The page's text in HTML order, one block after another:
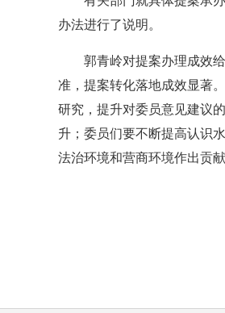
办法进行了说明。
郭青岭对提案办理成效
准，提案转化落地成效显著
研究，提升对委员意见建议
升；委员们要不断提高认识
法治环境和营商环境作出贡献